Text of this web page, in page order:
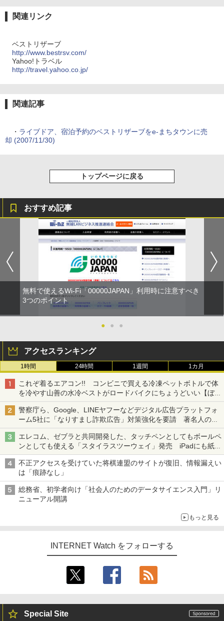
関連リンク
ベストリザーブ
http://www.bestrsv.com/
Yahoo!トラベル
http://travel.yahoo.co.jp/
関連記事
・ ライブドア、宿泊予約のベストリザーブをe-まちタウンに売
却 (2007/11/30)
トップページに戻る
おすすめ記事
無料で使えるWi-Fi「00000JAPAN」利用時に注意すべき
3つのポイント
● ● ●
アクセスランキング
1時間 24時間 1週間 1カ月
これぞ着るエアコン!! コンビニで買える冷凍ペットボトルで体
を冷やす山善の水冷ベストがロードバイクにちょうどいい【ぼっ
ち・ざ・ろーど！その14】【空いた時間でなにしてる？】
警察庁ら、Google、LINEヤフーなどデジタル広告プラットフォ
ーム5社に「なりすまし詐欺広告」対策強化を要請 著名人の写
真や映像を使った投資詐欺などへの対策として
エレコム、ゼブラと共同開発した、タッチペンとしてもボールペ
ンとしても使える「スタイラスツーウェイ」発売 iPadにも紙に
も、持ち替えずに書き込める
不正アクセスを受けていた将棋連盟のサイトが復旧、情報漏えい
は「痕跡なし」
総務省、初学者向け「社会人のためのデータサイエンス入門」リ
ニューアル開講
もっと見る
INTERNET Watch をフォローする
Special Site